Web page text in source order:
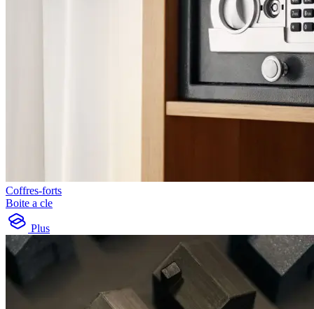
Coffres-forts
Boite a cle
Plus